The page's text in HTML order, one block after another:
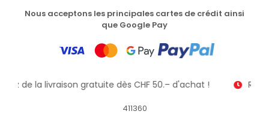
Nous acceptons les principales cartes de crédit ainsi
que Google Pay
de la livraison gratuite dès CHF 50.– d'achat !
411360